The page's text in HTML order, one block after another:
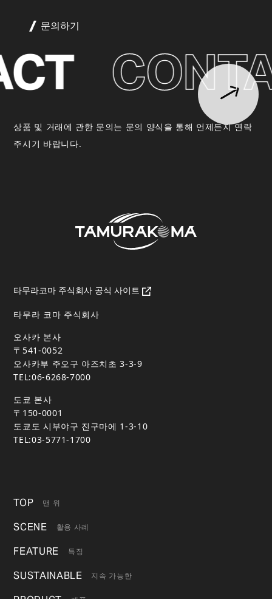
문의하기
상품 및 거래에 관한 문의는 문의 양식을 통해 언제든지 연락
주시기 바랍니다.
타무라코마 주식회사 공식 사이트
타무라 코마 주식회사
오사카 본사
〒541-0052
오사카부 주오구 아즈치초 3-3-9
TEL:06-6268-7000
도쿄 본사
〒150-0001
도쿄도 시부야구 진구마에 1-3-10
TEL:03-5771-1700
TOP 맨 위
SCENE 활용 사례
FEATURE 특징
SUSTAINABLE 지속 가능한